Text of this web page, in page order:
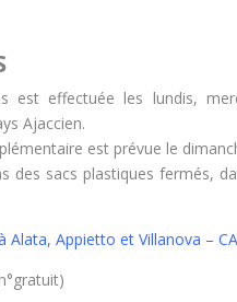
est effectuée les lundis,
Ajaccien.
est prévue le
des sacs plastiques fermés,
Appietto et Villanova –